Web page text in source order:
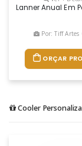
Lanner Anual Em
Por: Tiff Artes
ORÇAR
Cooler